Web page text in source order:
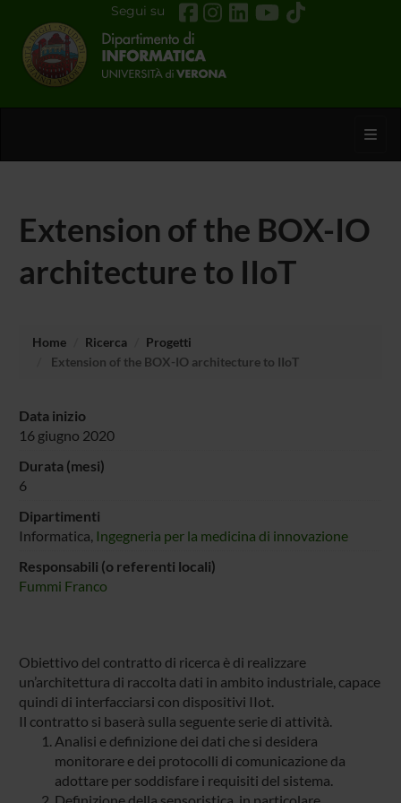
Segui su
Extension of the BOX-IO
architecture to IIoT
Home Ricerca
Progetti
Extension of the BOX-IO architecture to IIoT
Data inizio
16 giugno 2020
Durata (mesi)
6
Dipartimenti
Informatica, Ingegneria per la medicina di innovazione
Responsabili (o referenti locali)
Fummi Franco
Obiettivo del contratto di ricerca è di realizzare
un’architettura di raccolta dati in ambito industriale, capace
quindi di interfacciarsi con dispositivi IIot.
Il contratto si baserà sulla seguente serie di attività.
Analisi e definizione dei dati che si desidera
monitorare e dei protocolli di comunicazione da
adottare per soddisfare i requisiti del sistema.